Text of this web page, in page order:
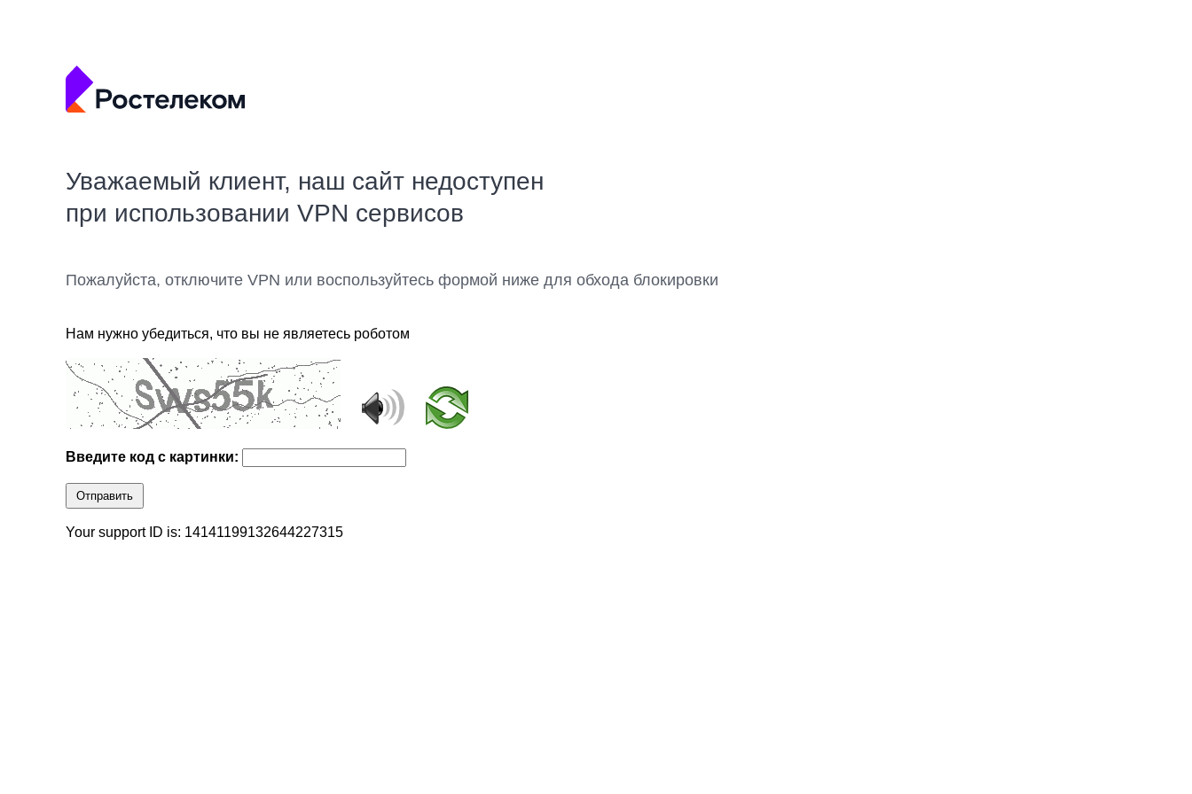
Уважаемый клиент, наш сайт недоступен
при использовании VPN сервисов
Пожалуйста, отключите VPN или воспользуйтесь формой ниже для обхода блокировки
Нам нужно убедиться, что вы не являетесь роботом
Введите код с картинки:
Отправить
Your support ID is: 14141199132644227315